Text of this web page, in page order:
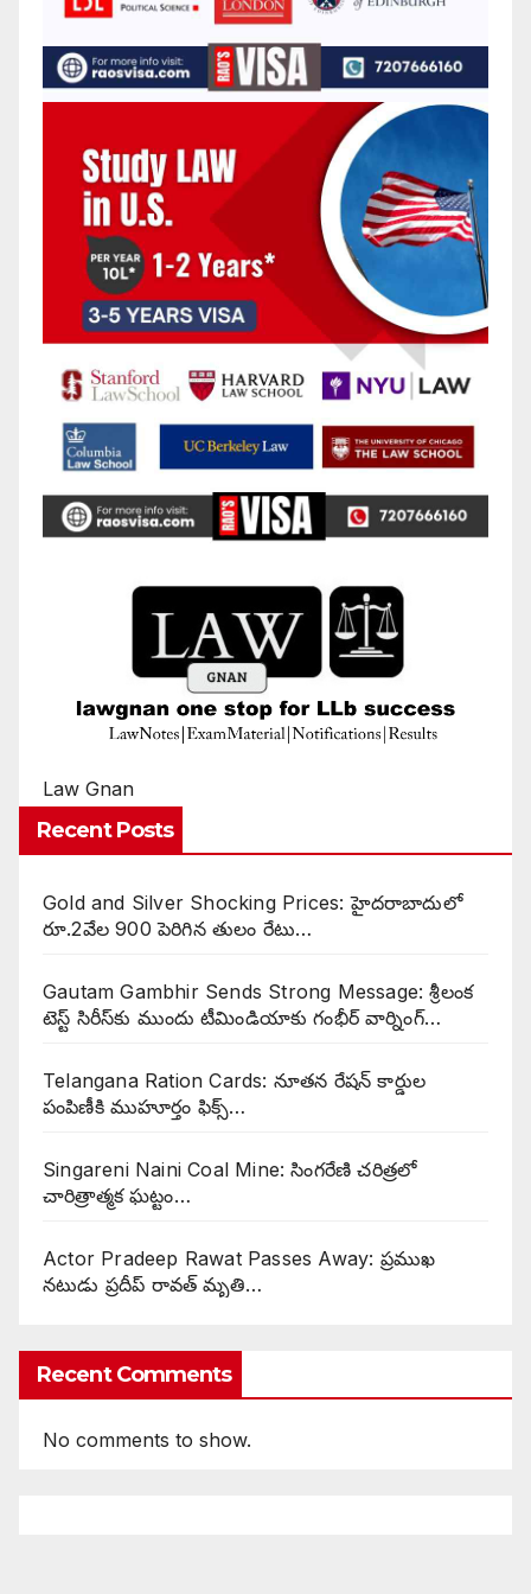
Law Gnan
Recent Posts
Gold and Silver Shocking Prices: హైదరాబాదులో
రూ.2వేల 900 పెరిగిన తులం రేటు…
Gautam Gambhir Sends Strong Message: శ్రీలంక
టెస్ట్ సిరీస్‌కు ముందు టీమిండియాకు గంభీర్ వార్నింగ్…
Telangana Ration Cards: నూతన రేషన్ కార్డుల
పంపిణీకి ముహూర్తం ఫిక్స్‌…
Singareni Naini Coal Mine: సింగరేణి చరిత్రలో
చారిత్రాత్మక ఘట్టం…
Actor Pradeep Rawat Passes Away: ప్రముఖ
నటుడు ప్రదీప్ రావత్ మృతి…
Recent Comments
No comments to show.